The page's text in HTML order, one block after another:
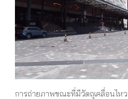
การถ่ายภาพขณะที่มีวัตถุเคลื่อนไหว